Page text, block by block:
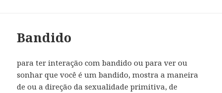
Bandido
para ter interação com bandido ou para ver ou
sonhar que você é um bandido, mostra a maneira
de ou a direção da sexualidade primitiva, de